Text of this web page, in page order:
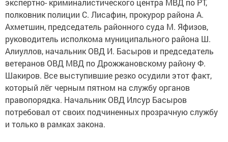
экспертно- криминалистического центра МВД по РТ,
полковник полиции С. Лисафин, прокурор района А.
Ахметшин, председатель районного суда М. Яфизов,
руководитель исполкома муниципального района Ш.
Алиуллов, начальник ОВД И. Басыров и председатель
ветеранов ОВД МВД по Дрожжановскому району Ф.
Шакиров. Все выступившие резко осудили этот факт,
который лёг черным пятном на службу органов
правопорядка. Начальник ОВД Илсур Басыров
потребовал от своих подчиненных прозрачную службу
и только в рамках закона.